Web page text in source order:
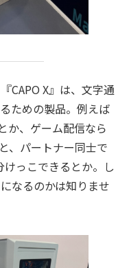
CAPO X』は、文字通
ための製品。例えば
か、ゲーム配信なら
、パートナー同士で
けっこできるとか。し
なるのかは知りませ